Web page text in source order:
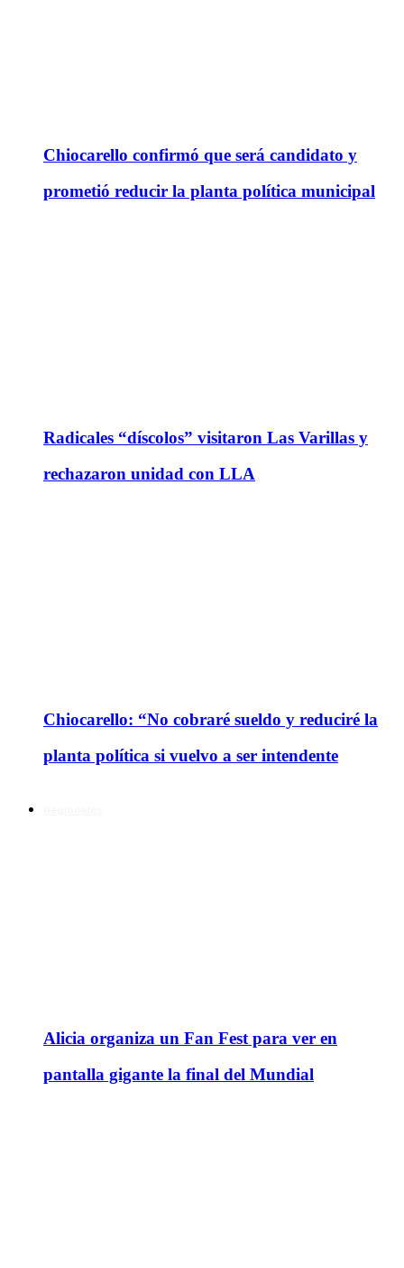
Chiocarello confirmó que será candidato y
prometió reducir la planta política municipal
Radicales “díscolos” visitaron Las Varillas y
rechazaron unidad con LLA
Chiocarello: “No cobraré sueldo y reduciré la
planta política si vuelvo a ser intendente
Alicia organiza un Fan Fest para ver en
pantalla gigante la final del Mundial